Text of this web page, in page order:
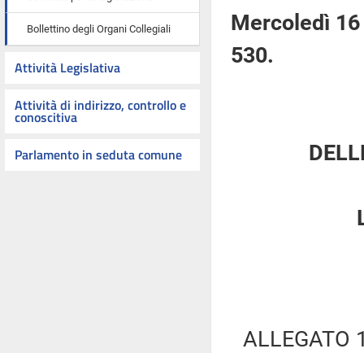
Bollettino degli Organi Collegiali
Attività Legislativa
Attività di indirizzo, controllo e
conoscitiva
Parlamento in seduta comune
Mercoledì
530.
ALLEGATO